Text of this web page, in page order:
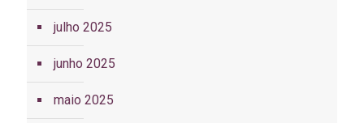
julho 2025
junho 2025
maio 2025